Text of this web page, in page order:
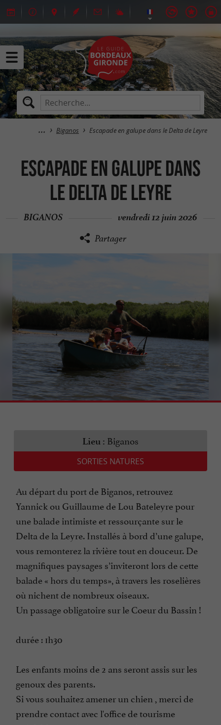
Biganos Escapade en galupe dans le Delta de Leyre
Escapade en galupe dans
le Delta de Leyre
BIGANOS vendredi 12 juin 2026
Partager
Lieu : Biganos
SORTIES NATURES
Au départ du port de Biganos, retrouvez
Yannick ou Guillaume de Lou Bateleyre pour
une balade intimiste et ressourçante sur le
Delta de la Leyre. Installés à bord d’une galupe,
vous remonterez la rivière tout en douceur. De
magnifiques paysages s’inviteront lors de cette
balade « hors du temps», à travers les roselières
où nichent de nombreux oiseaux.
Un passage obligatoire sur le Coeur du Bassin !
durée : 1h30
Les enfants moins de 2 ans seront assis sur les
genoux des parents.
Si vous souhaitez amener un chien , merci de
prendre contact avec l'office de tourisme